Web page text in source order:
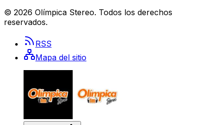
© 2026 Olímpica Stereo. Todos los derechos
reservados.
RSS
Mapa del sitio